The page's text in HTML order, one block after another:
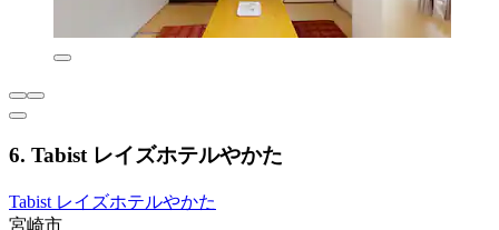
6. Tabist レイズホテルやかた
Tabist レイズホテルやかた
宮崎市